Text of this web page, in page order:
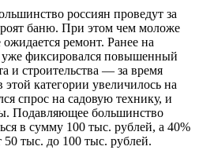
россиян проведут за
баню. При этом чем моложе
ремонт. Ранее на
уже фиксировался повышенный
и строительства — за время
этой категории увеличилось на
спрос на садовую технику, и
Подавляющее большинство
в сумму 100 тыс. рублей, а 40%
50 тыс. до 100 тыс. рублей.